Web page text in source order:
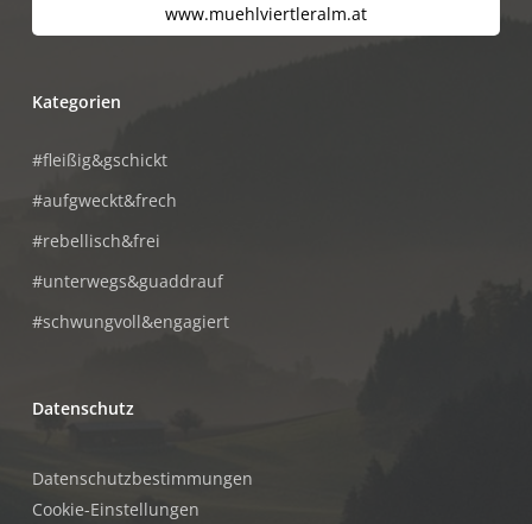
www.muehlviertleralm.at
Kategorien
#fleißig&gschickt
#aufgweckt&frech
#rebellisch&frei
#unterwegs&guaddrauf
#schwungvoll&engagiert
Datenschutz
Datenschutzbestimmungen
Cookie-Einstellungen